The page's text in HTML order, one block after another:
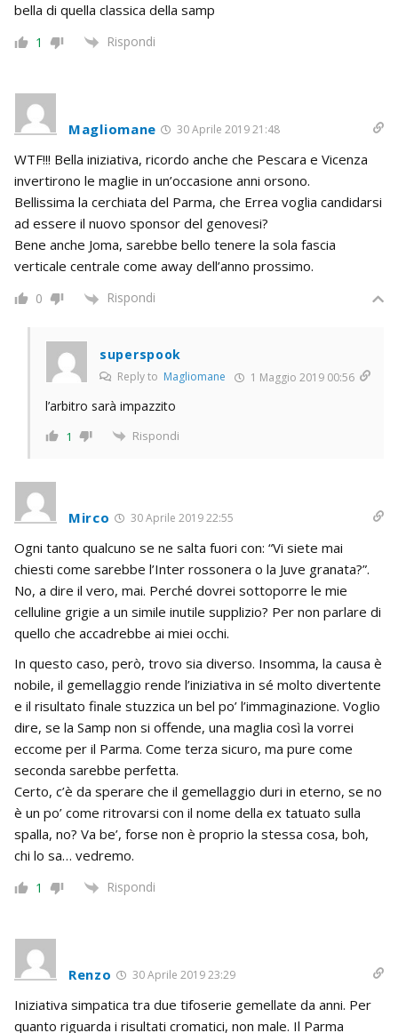
bella di quella classica della samp
1 Rispondi
Magliomane 30 Aprile 2019 21:48
WTF!!! Bella iniziativa, ricordo anche che Pescara e Vicenza
invertirono le maglie in un’occasione anni orsono.
Bellissima la cerchiata del Parma, che Errea voglia candidarsi
ad essere il nuovo sponsor del genovesi?
Bene anche Joma, sarebbe bello tenere la sola fascia
verticale centrale come away dell’anno prossimo.
0 Rispondi
superspook
Reply to Magliomane 1 Maggio 2019 00:56
l’arbitro sarà impazzito
1 Rispondi
Mirco 30 Aprile 2019 22:55
Ogni tanto qualcuno se ne salta fuori con: “Vi siete mai
chiesti come sarebbe l’Inter rossonera o la Juve granata?”.
No, a dire il vero, mai. Perché dovrei sottoporre le mie
celluline grigie a un simile inutile supplizio? Per non parlare di
quello che accadrebbe ai miei occhi.
In questo caso, però, trovo sia diverso. Insomma, la causa è
nobile, il gemellaggio rende l’iniziativa in sé molto divertente
e il risultato finale stuzzica un bel po’ l’immaginazione. Voglio
dire, se la Samp non si offende, una maglia così la vorrei
eccome per il Parma. Come terza sicuro, ma pure come
seconda sarebbe perfetta.
Certo, c’è da sperare che il gemellaggio duri in eterno, se no
è un po’ come ritrovarsi con il nome della ex tatuato sulla
spalla, no? Va be’, forse non è proprio la stessa cosa, boh,
chi lo sa… vedremo.
1 Rispondi
Renzo 30 Aprile 2019 23:29
Iniziativa simpatica tra due tifoserie gemellate da anni. Per
quanto riguarda i risultati cromatici, non male. Il Parma